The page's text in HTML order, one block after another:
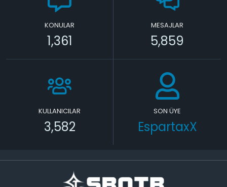
KONULAR
1,361
MESAJLAR
5,859
KULLANICILAR
3,582
SON ÜYE
EspartaxX